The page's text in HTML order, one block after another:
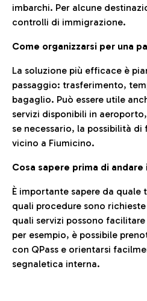
imbarchi. Per alcune
controlli di immigrazione.
Come organizzarsi per una
La soluzione più efficace è
passaggio: trasferimento,
bagaglio. Può essere utile
servizi disponibili in
se necessario, la possibilità
vicino a Fiumicino.
Cosa sapere prima di
È importante sapere da
quali procedure sono
quali servizi possono facilitare
per esempio, è possibile
con QPass e orientarsi
segnaletica interna.